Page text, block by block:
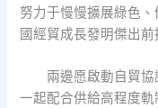
努力于慢慢擴展綠色
國經貿成長發明傑出前
兩邊愿啟動自貿
一起配合供給高程度軌